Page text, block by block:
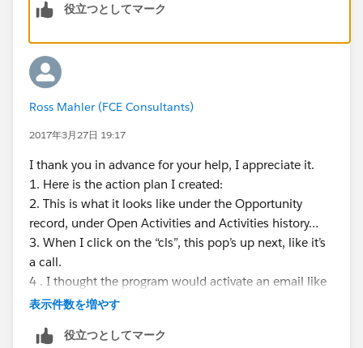
Otherwise you can also open an issue
ans
役立つとしてマーク
Ross Mahler (FCE Consultants)
2017年3月27日 19:17
I thank you in advance for your help, I appreciate it.
1. Here is the action plan I created:
2. This is what it looks like under the Opportunity
record, under Open Activities and Activities history…
3. When I click on the “cls”, this pop’s up next, like it’s
a call.
4 . I thought the program would activate an email like
the pic below? What am I missing?
Ross
表示件数を増やす
役立つとしてマーク